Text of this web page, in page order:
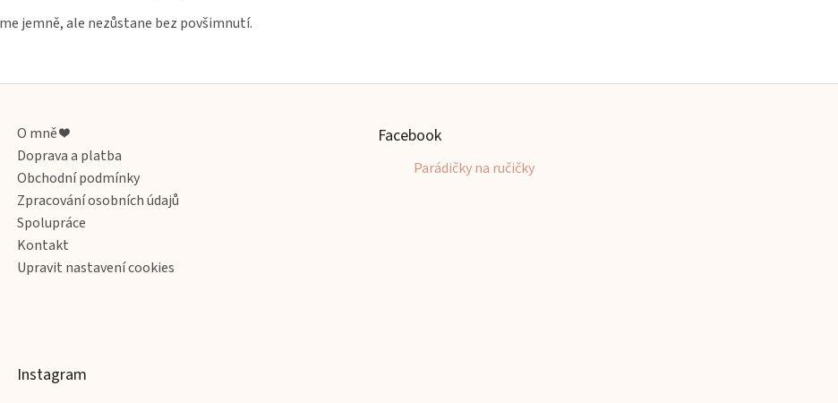
jemně, ale nezůstane bez povšimnutí.
O mně ❤️
Doprava a platba
Obchodní podmínky
Zpracování osobních údajů
Spolupráce
Kontakt
Upravit nastavení cookies
Facebook
Parádičky na ručičky
Instagram